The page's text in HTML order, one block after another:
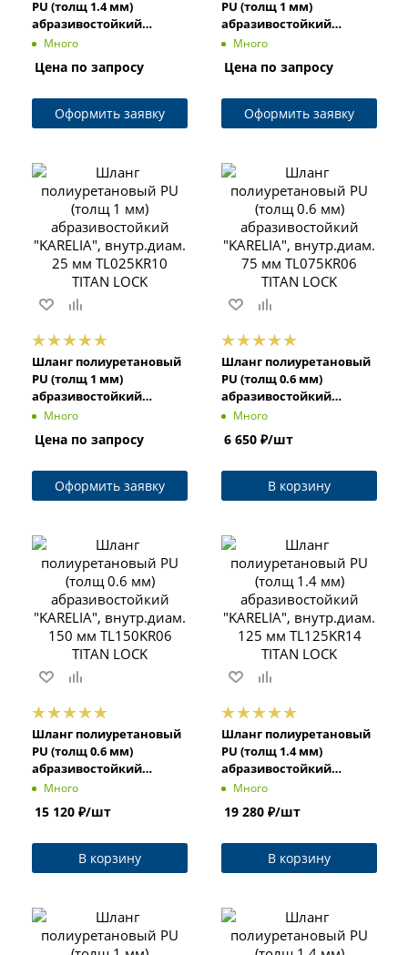
PU (толщ 1.4 мм)
абразивостойкий
"KARELIA", внутр.диам.
LOCK
Много
Цена по запросу
Оформить заявку
PU (толщ 1 мм)
абразивостойкий
"KARELIA", внутр.диам.
LOCK
Много
Цена по запросу
Оформить заявку
Шланг полиуретановый
PU (толщ 1 мм)
абразивостойкий
"KARELIA", внутр.диам.
LOCK
Много
Цена по запросу
Оформить заявку
Шланг полиуретановый
PU (толщ 0.6 мм)
абразивостойкий
"KARELIA", внутр.диам.
75 мм TL075KR06 TITAN
LOCK
Много
6 650 ₽/шт
В корзину
Шланг полиуретановый
PU (толщ 0.6 мм)
абразивостойкий
"KARELIA", внутр.диам.
150 мм TL150KR06 TITAN
LOCK
Много
15 120 ₽/шт
В корзину
Шланг полиуретановый
PU (толщ 1.4 мм)
абразивостойкий
"KARELIA", внутр.диам.
125 мм TL125KR14 TITAN
LOCK
Много
19 280 ₽/шт
В корзину